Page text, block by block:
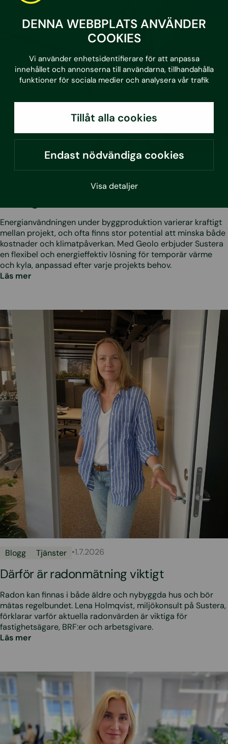
DENNA WEBBPLATS ANVÄNDER
COOKIES
Vi använder enhetsidentifierare för att anpassa
innehållet och annonserna till användarna, tillhandahålla
funktioner för sociala medier och analysera vår trafik
Tillåt alla cookies
Endast nödvändiga cookies
Visa detaljer
Planera smartare byggvärme inför nästa
Energianvändningen under byggproduktion varierar kraftigt
mellan projekt, och ofta finns stor potential att minska både
kostnader och klimatpåverkan. Med Geolo erbjuder Sustera
en flexibel och energieffektiv lösning för temporär värme
och kyla, anpassad efter varje projekts behov.
Läs mer
Blogg Tjänster •1.7.2026
Därför är radonmätning viktigt
Radon kan finnas i både äldre och nybyggda hus och bör
mätas regelbundet. Lena Holmqvist, miljökonsult på Sustera,
förklarar varför aktuella radonvärden är viktiga för
fastighetsägare, BRF:er och arbetsgivare.
Läs mer